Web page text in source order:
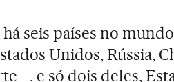
seis países no
Unidos, Rússia,
–, e só dois deles,